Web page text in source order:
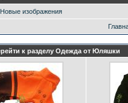
Новые изображения
к разделу Одежда от Юляшки